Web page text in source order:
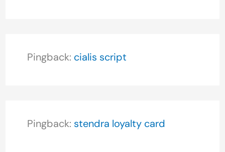
Pingback: cialis script
Pingback: stendra loyalty card